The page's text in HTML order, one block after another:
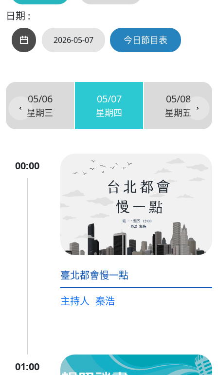
日期 :
今日節目表
05/06
星期三
05/07
星期四
05/08
星期五
00:00
臺北都會慢一點
主持人 秦浩
01:00